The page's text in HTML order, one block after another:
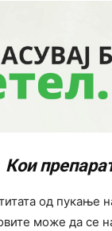
Кои
од пукање
може да се